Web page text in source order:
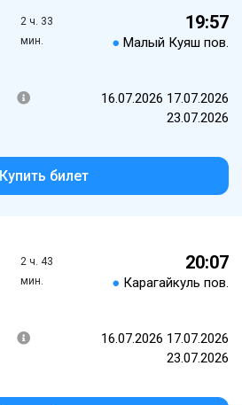
2 ч. 33
мин.
19:57
● Малый Куяш пов.
16.07.2026 17.07.2026
23.07.2026
Купить билет
2 ч. 43
мин.
20:07
● Карагайкуль пов.
16.07.2026 17.07.2026
23.07.2026